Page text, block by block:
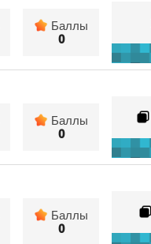
Баллы
0
Баллы
0
Баллы
0